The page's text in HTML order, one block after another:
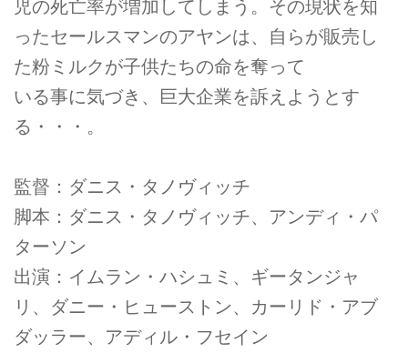
児の死亡率が増加してしまう。その現状を知
ったセールスマンのアヤンは、自らが販売し
た粉ミルクが子供たちの命を奪って
いる事に気づき、巨大企業を訴えようとす
る・・・。
監督：ダニス・タノヴィッチ
脚本：ダニス・タノヴィッチ、アンディ・パ
ターソン
出演：イムラン・ハシュミ、ギータンジャ
リ、ダニー・ヒューストン、カーリド・アブ
ダッラー、アディル・フセイン